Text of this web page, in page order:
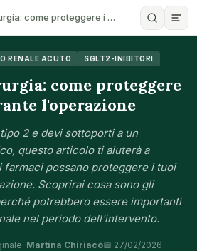
come proteggere i …
RENALE ACUTO SGLT2-INIBITORI
come proteggere
l'operazione
2 e devi sottoporti a un
questo articolo ti aiuterà a
farmaci possano proteggere i tuoi
Scoprirai cosa sono gli
potrebbero essere importanti
nel periodo dell'intervento.
Martina Chiriacò📅 27/02/2026